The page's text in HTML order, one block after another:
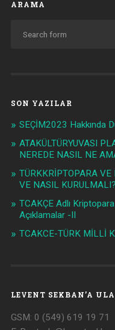
ARAMA
SON YAZILAR
SEÇİM2023 Hakkında
ATAKÜLTÜRYUVASI
NEREDE NASIL NE
TÜRKKRİPTOPARA
VE NASIL
TCAKÇE Adlı
Açıklamalar -II
TCAKCE-TÜRK MİLLİ
LEVENT SEKBAN’A
GSM: 0 (549) 619 19 71